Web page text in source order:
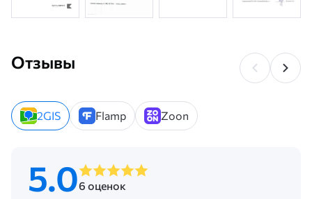
Отзывы
2GIS Flamp Zoon
5.06 оценок